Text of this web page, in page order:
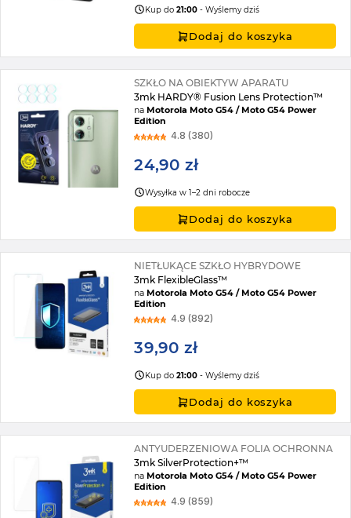
Kup do21:00 - Wyślemy dziś
Dodaj do koszyka
SZKŁO NA OBIEKTYW APARATU
3mk HARDY® Fusion Lens Protection™
naMotorola Moto G54 / Moto G54 Power
Edition
4.8 (380)
24,90 zł
Wysyłka w 1–2 dni robocze
Dodaj do koszyka
NIETŁUKĄCE SZKŁO HYBRYDOWE
3mk FlexibleGlass™
naMotorola Moto G54 / Moto G54 Power
Edition
4.9 (892)
39,90 zł
Kup do21:00 - Wyślemy dziś
Dodaj do koszyka
ANTYUDERZENIOWA FOLIA OCHRONNA
3mk SilverProtection+™
naMotorola Moto G54 / Moto G54 Power
Edition
4.9 (859)